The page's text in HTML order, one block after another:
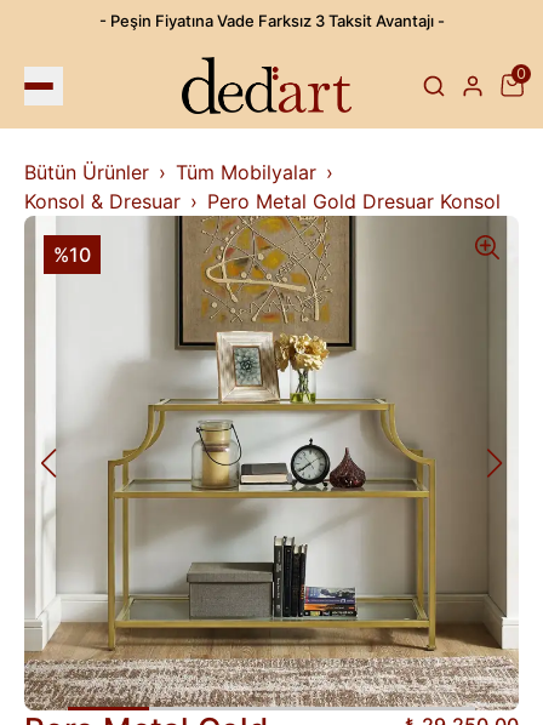
- Peşin Fiyatına Vade Farksız 3 Taksit Avantajı -
0
Bütün Ürünler
Tüm Mobilyalar
Konsol & Dresuar
Pero Metal Gold Dresuar Konsol
%10